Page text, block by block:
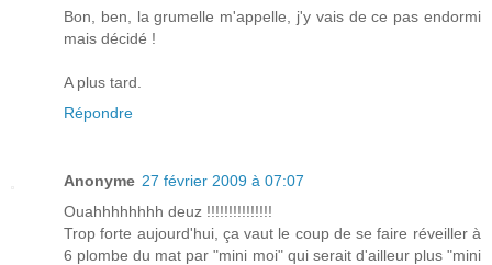
Bon, ben, la grumelle m'appelle, j'y vais de ce pas endormi
mais décidé !
A plus tard.
Répondre
Anonyme 27 février 2009 à 07:07
Ouahhhhhhhh deuz !!!!!!!!!!!!!!!
Trop forte aujourd'hui, ça vaut le coup de se faire réveiller à
6 plombe du mat par "mini moi" qui serait d'ailleur plus "mini